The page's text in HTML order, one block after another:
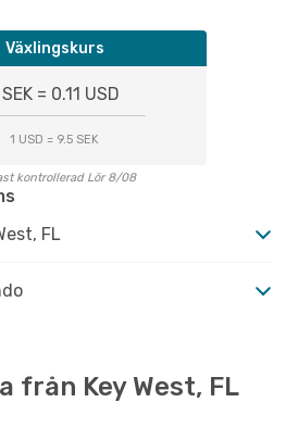
Växlingskurs
= 0.11 USD
1 USD = 9.5 SEK
kontrollerad Lör 8/08
FL
från Key West, FL